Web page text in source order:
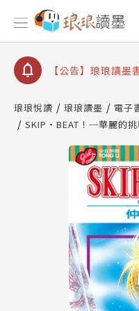
【公告】因
停部分閱讀服務
【公告】琅琅讀墨
【公告】琅琅讀墨
請圖文教學
【公告】琅琅書店
查詢
【公告】因
停部分閱讀服務
琅琅悅讀 琅琅讀墨 電子
SKIP‧BEAT！─華麗的